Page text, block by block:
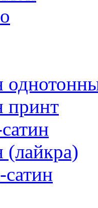
принт
(лайкра)